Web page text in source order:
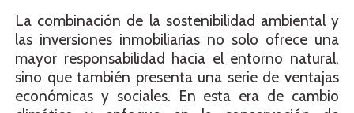
La combinación de la sostenibilidad ambiental y
las inversiones inmobiliarias no solo ofrece una
mayor responsabilidad hacia el entorno natural,
sino que también presenta una serie de ventajas
económicas y sociales. En esta era de cambio